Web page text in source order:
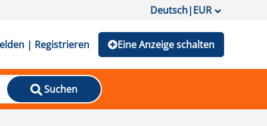
Deutsch|EUR
| Registrieren Eine Anzeige schalten
Suchen